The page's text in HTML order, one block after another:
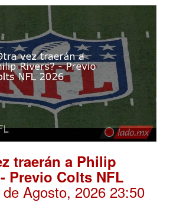
traerán a Philip
Previo Colts NFL
Agosto, 2026 23:50